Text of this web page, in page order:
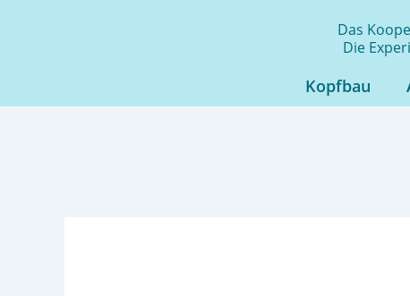
Das
Die
Kopfbau